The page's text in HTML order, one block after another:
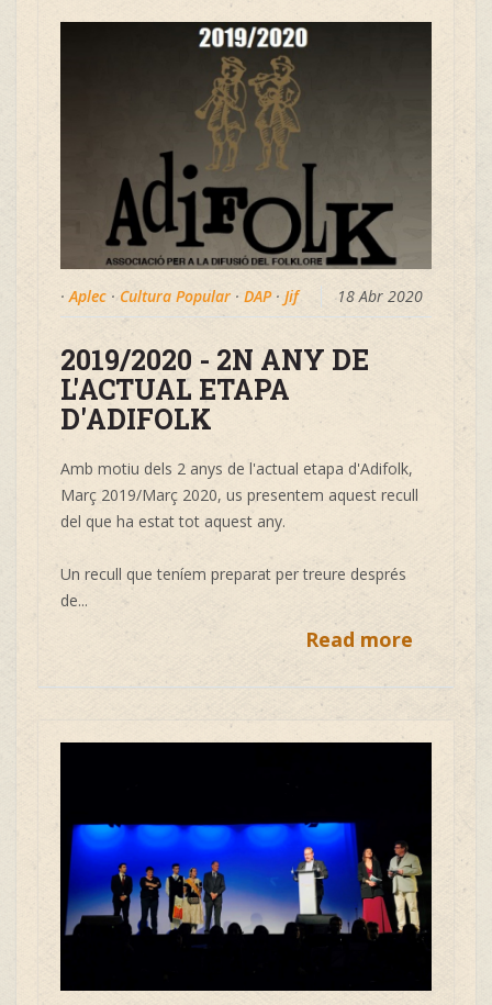
·Aplec · Cultura Popular · DAP· Jif 18 Abr 2020
2019/2020 - 2N ANY DE
L'ACTUAL ETAPA
D'ADIFOLK
Amb motiu dels 2 anys de l'actual etapa d'Adifolk,
Març 2019/Març 2020, us presentem aquest recull
del que ha estat tot aquest any.
Un recull que teníem preparat per treure després
de...
Read more